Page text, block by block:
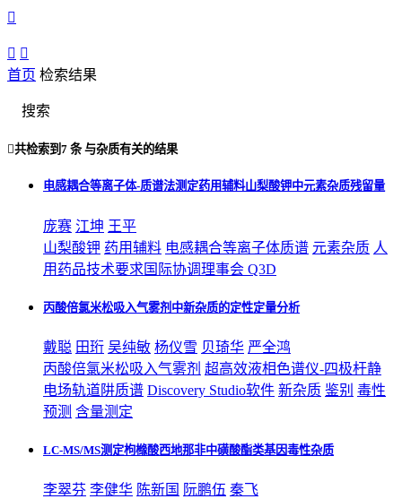

 
首页 检索结果
搜索
共检索到 7 条与杂质有关的结果
电感耦合等离子体-质谱法测定药用辅料山梨酸钾中元素杂质残留量
庞赛 江坤 王平
山梨酸钾 药用辅料 电感耦合等离子体质谱 元素杂质 人
用药品技术要求国际协调理事会 Q3D
丙酸倍氯米松吸入气雾剂中新杂质的定性定量分析
戴聪 田珩 吴纯敏 杨仪雪 贝琦华 严全鸿
丙酸倍氯米松吸入气雾剂 超高效液相色谱仪-四极杆静
电场轨道阱质谱 Discovery Studio软件 新杂质 鉴别 毒性
预测 含量测定
LC-MS/MS测定枸橼酸西地那非中磺酸酯类基因毒性杂质
李翠芬 李健华 陈新国 阮鹏伍 秦飞